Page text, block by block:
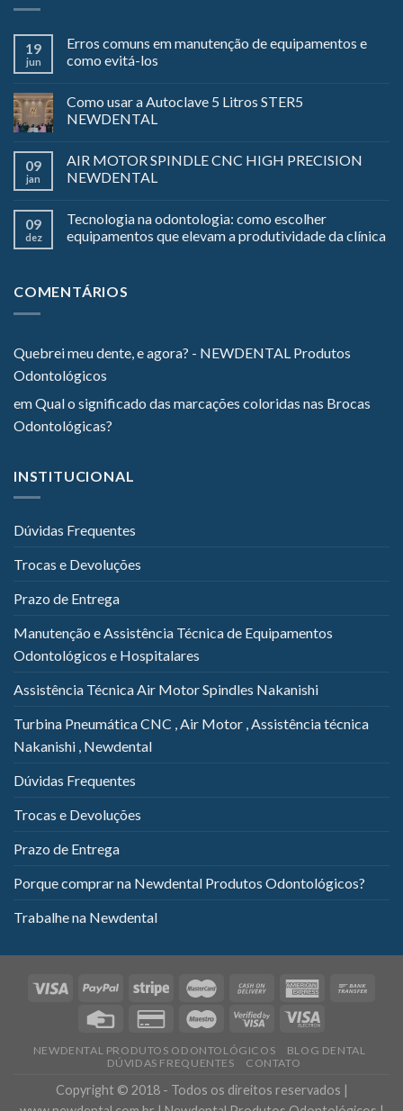
19
jun
Erros comuns em manutenção de equipamentos e
como evitá-los
Como usar a Autoclave 5 Litros STER5
NEWDENTAL
09
jan
AIR MOTOR SPINDLE CNC HIGH PRECISION
NEWDENTAL
09
dez
Tecnologia na odontologia: como escolher
equipamentos que elevam a produtividade da clínica
COMENTÁRIOS
Quebrei meu dente, e agora? - NEWDENTAL Produtos
Odontológicos
emQual o significado das marcações coloridas nas Brocas
Odontológicas?
INSTITUCIONAL
Dúvidas Frequentes
Trocas e Devoluções
Prazo de Entrega
Manutenção e Assistência Técnica de Equipamentos
Odontológicos e Hospitalares
Assistência Técnica Air Motor Spindles Nakanishi
Turbina Pneumática CNC , Air Motor , Assistência técnica
Nakanishi , Newdental
Dúvidas Frequentes
Trocas e Devoluções
Prazo de Entrega
Porque comprar na Newdental Produtos Odontológicos?
Trabalhe na Newdental
NEWDENTAL PRODUTOS ODONTOLÓGICOS
BLOG DENTAL
DÚVIDAS FREQUENTES
CONTATO
Copyright © 2018 - Todos os direitos reservados |